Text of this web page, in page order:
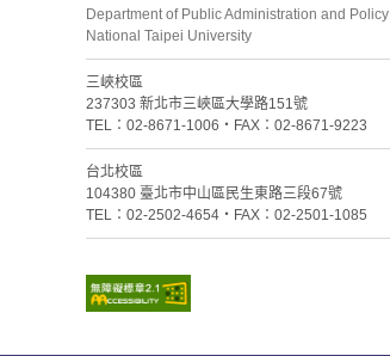
Department of Public Administration and Policy
National Taipei University
三峽校區
237303 新北市三峽區大學路151號
TEL：02-8671-1006・FAX：02-8671-9223
台北校區
104380 臺北市中山區民生東路三段67號
TEL：02-2502-4654・FAX：02-2501-1085